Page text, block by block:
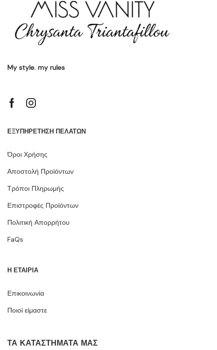
My style. my rules
ΕΞΥΠΗΡΕΤΗΣΗ ΠΕΛΑΤΩΝ
Όροι Χρήσης
Αποστολή Προϊόντων
Τρόποι Πληρωμής
Επιστροφές Προϊόντων
Πολιτική Απορρήτου
FaQs
Η ΕΤΑΙΡΙΑ
Επικοινωνία
Ποιοί είμαστε
ΤΑ ΚΑΤΑΣΤΉΜΑΤΆ ΜΑΣ